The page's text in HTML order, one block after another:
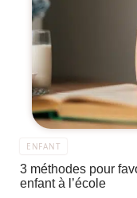
ENFANT
3 méthodes pour
enfant à l’école